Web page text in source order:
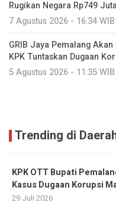
Rugikan Negara Rp749
7 Agustus 2026 - 16:34 WIB
GRIB Jaya Pemalang
KPK Tuntaskan Dugaan
5 Agustus 2026 - 11:35 WIB
Trending di
KPK OTT Bupati
Kasus Dugaan Korupsi
29 Juli 2026